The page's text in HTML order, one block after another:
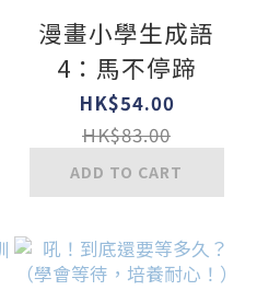
漫畫小學生成語
4：馬不停蹄
HK$54.00
HK$83.00
ADD TO CART